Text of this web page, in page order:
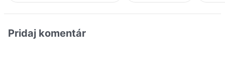
Pridaj komentár